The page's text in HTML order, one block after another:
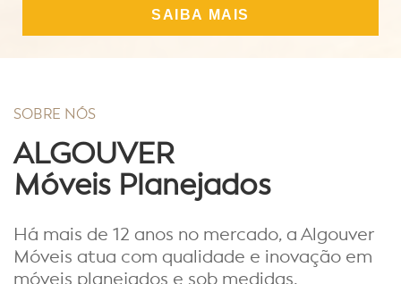
SAIBA MAIS
SOBRE NÓS
ALGOUVER
Móveis Planejados
Há mais de 12 anos no mercado, a Algouver
Móveis atua com qualidade e inovação em
móveis planejados e sob medidas.